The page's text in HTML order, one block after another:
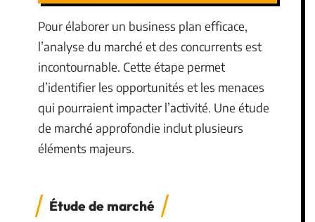
Pour élaborer un business plan efficace,
l’analyse du marché et des concurrents est
incontournable. Cette étape permet
d’identifier les opportunités et les menaces
qui pourraient impacter l’activité. Une étude
de marché approfondie inclut plusieurs
éléments majeurs.
Étude de marché